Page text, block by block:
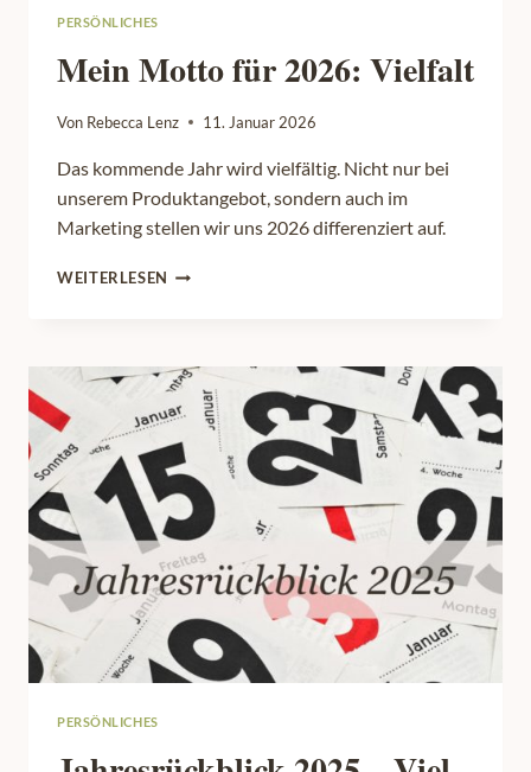
PERSÖNLICHES
Mein Motto für 2026: Vielfalt
Von Rebecca Lenz 11. Januar 2026
Das kommende Jahr wird vielfältig. Nicht nur bei
unserem Produktangebot, sondern auch im
Marketing stellen wir uns 2026 differenziert auf.
WEITERLESEN MEIN
VIELFALT
PERSÖNLICHES